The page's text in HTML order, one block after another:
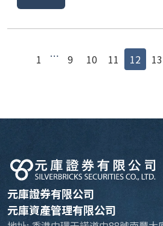
1 ⋯ 9 10 11 12 13
元庫證券有限公司
元庫資產管理有限公司